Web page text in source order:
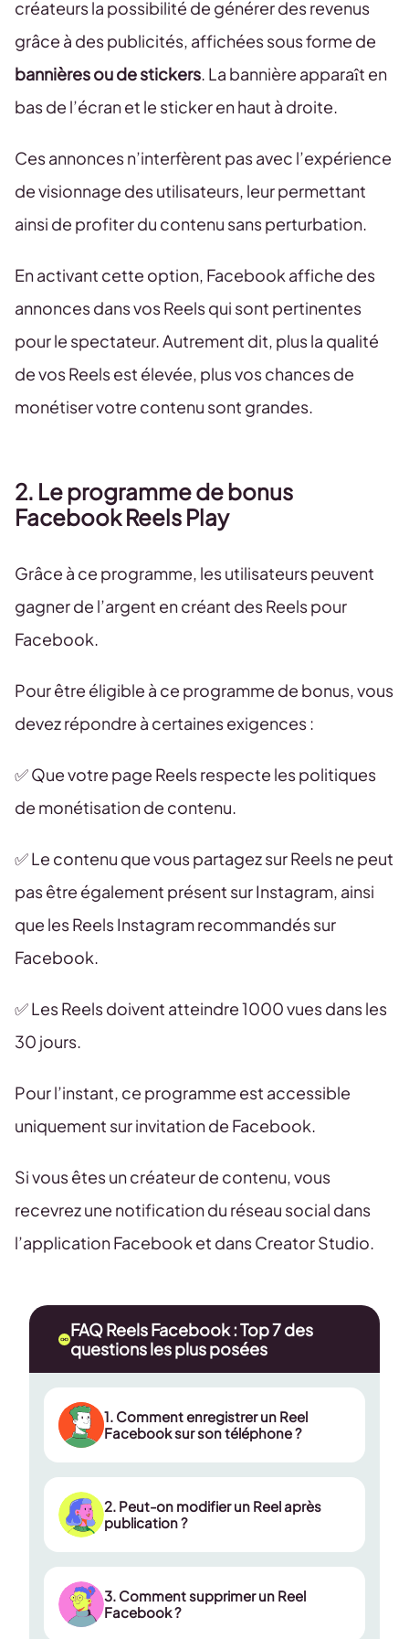
créateurs la possibilité de générer des revenus
grâce à des publicités, affichées sous forme de
bannières ou de stickers. La bannière apparaît en
bas de l’écran et le sticker en haut à droite.
Ces annonces n’interfèrent pas avec l’expérience
de visionnage des utilisateurs, leur permettant
ainsi de profiter du contenu sans perturbation.
En activant cette option, Facebook affiche des
annonces dans vos Reels qui sont pertinentes
pour le spectateur. Autrement dit, plus la qualité
de vos Reels est élevée, plus vos chances de
monétiser votre contenu sont grandes.
2. Le programme de bonus
Facebook Reels Play
Grâce à ce programme, les utilisateurs peuvent
gagner de l’argent en créant des Reels pour
Facebook.
Pour être éligible à ce programme de bonus, vous
devez répondre à certaines exigences :
✅ Que votre page Reels respecte les politiques
de monétisation de contenu.
✅ Le contenu que vous partagez sur Reels ne peut
pas être également présent sur Instagram, ainsi
que les Reels Instagram recommandés sur
Facebook.
✅ Les Reels doivent atteindre 1000 vues dans les
30 jours.
Pour l’instant, ce programme est accessible
uniquement sur invitation de Facebook.
Si vous êtes un créateur de contenu, vous
recevrez une notification du réseau social dans
l’application Facebook et dans Creator Studio.
FAQ Reels Facebook : Top 7 des
questions les plus posées
1. Comment enregistrer un Reel
Facebook sur son téléphone ?
Ouvrez le Reel que vous souhaitez
enregistrer.
Cliquez sur la flèche dans le menu
2. Peut-on modifier un Reel après
publication ?
3. Comment supprimer un Reel
Facebook ?